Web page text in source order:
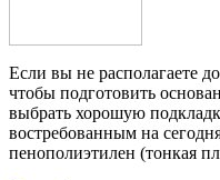
Если вы не располагаете
чтобы подготовить
выбрать хорошую
востребованным на
пенополиэтилен (тонкая